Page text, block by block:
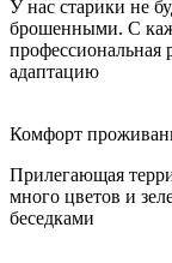
У нас старики не
брошенными. С
профессиональная
адаптацию
Комфорт
Прилегающая
много цветов и
беседками